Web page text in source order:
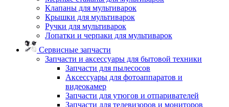
Клапаны для мультиварок
Крышки для мультиварок
Ручки для мультиварок
Лопатки и черпаки для мультиварок
Сервисные запчасти
Запчасти и аксессуары для бытовой техники
Запчасти для пылесосов
Аксессуары для фотоаппаратов и
видеокамер
Запчасти для утюгов и отпаривателей
Запчасти для телевизоров и мониторов